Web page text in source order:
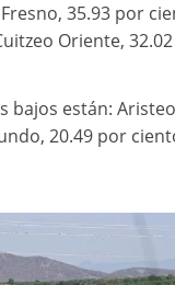
35.93 por
Oriente,
bajos están:
20.49 por